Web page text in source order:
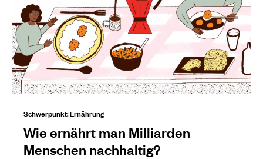
Schwerpunkt: Ernährung
Wie ernährt man Milliarden
Menschen nachhaltig?